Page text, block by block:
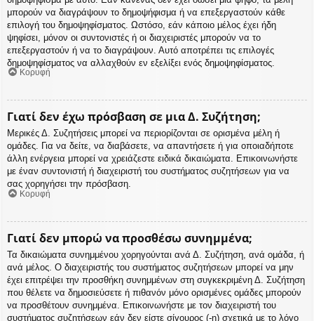
μπορούν να διαγράψουν το δημοψήφισμα ή να επεξεργαστούν κάθε
επιλογή του δημοψηφίσματος. Ωστόσο, εάν κάποιο μέλος έχει ήδη
ψηφίσει, μόνον οι συντονιστές ή οι διαχειριστές μπορούν να το
επεξεργαστούν ή να το διαγράψουν. Αυτό αποτρέπει τις επιλογές
δημοψηφίσματος να αλλαχθούν εν εξελίξει ενός δημοψηφίσματος.
Κορυφή
Γιατί δεν έχω πρόσβαση σε μια Δ. Συζήτηση;
Μερικές Δ. Συζητήσεις μπορεί να περιορίζονται σε ορισμένα μέλη ή
ομάδες. Για να δείτε, να διαβάσετε, να απαντήσετε ή για οποιαδήποτε
άλλη ενέργεια μπορεί να χρειάζεστε ειδικά δικαιώματα. Επικοινωνήστε
με έναν συντονιστή ή διαχειριστή του συστήματος συζητήσεων για να
σας χορηγήσει την πρόσβαση.
Κορυφή
Γιατί δεν μπορώ να προσθέσω συνημμένα;
Τα δικαιώματα συνημμένου χορηγούνται ανά Δ. Συζήτηση, ανά ομάδα, ή
ανά μέλος. Ο διαχειριστής του συστήματος συζητήσεων μπορεί να μην
έχει επιτρέψει την προσθήκη συνημμένων στη συγκεκριμένη Δ. Συζήτηση
που θέλετε να δημοσιεύσετε ή πιθανόν μόνο ορισμένες ομάδες μπορούν
να προσθέτουν συνημμένα. Επικοινωνήστε με τον διαχειριστή του
συστήματος συζητήσεων εάν δεν είστε σίγουρος (-η) σχετικά με το λόγο